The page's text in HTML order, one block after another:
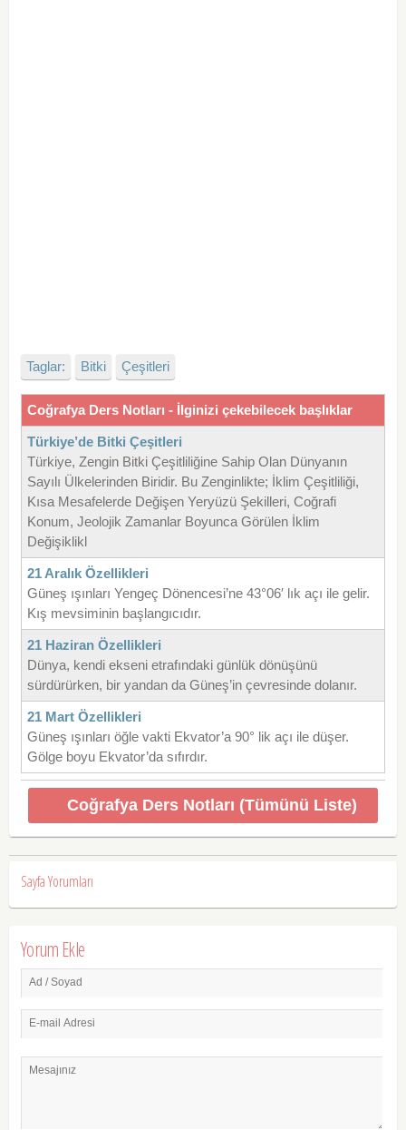
Taglar: Bitki Çeşitleri
Coğrafya Ders Notları - İlginizi çekebilecek başlıklar
Türkiye’de Bitki Çeşitleri
Türkiye, Zengin Bitki Çeşitliliğine Sahip Olan Dünyanın
Sayılı Ülkelerinden Biridir. Bu Zenginlikte; İklim Çeşitliliği,
Kısa Mesafelerde Değişen Yeryüzü Şekilleri, Coğrafi
Konum, Jeolojik Zamanlar Boyunca Görülen İklim
Değişiklikl
21 Aralık Özellikleri
Güneş ışınları Yengeç Dönencesi’ne 43°06′ lık açı ile gelir.
Kış mevsiminin başlangıcıdır.
21 Haziran Özellikleri
Dünya, kendi ekseni etrafındaki günlük dönüşünü
sürdürürken, bir yandan da Güneş’in çevresinde dolanır.
21 Mart Özellikleri
Güneş ışınları öğle vakti Ekvator’a 90° lik açı ile düşer.
Gölge boyu Ekvator’da sıfırdır.
Coğrafya Ders Notları (Tümünü Liste)
Sayfa Yorumları
Yorum Ekle
Ad / Soyad
E-mail Adresi
Mesajınız